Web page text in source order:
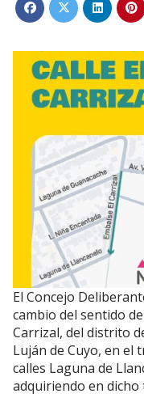
El Concejo
cambio del sentido
Carrizal, del distrito
Luján de Cuyo, en el
calles Laguna de
adquiriendo en